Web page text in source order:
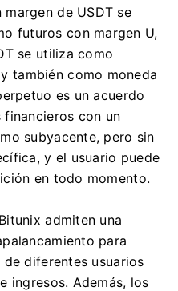
de USDT se
futuros con margen U,
se utiliza como
también como moneda
es un acuerdo
con un
subyacente, pero sin
y el usuario puede
en todo momento.
admiten una
para
diferentes usuarios
ingresos. Además, los